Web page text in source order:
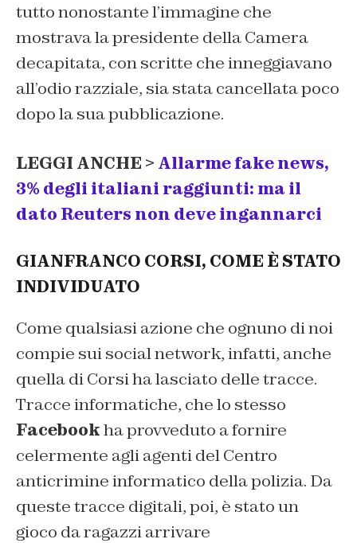
tutto nonostante l’immagine che
mostrava la presidente della Camera
decapitata, con scritte che inneggiavano
all’odio razziale, sia stata cancellata poco
dopo la sua pubblicazione.
LEGGI ANCHE > Allarme fake news,
3% degli italiani raggiunti: ma il
dato Reuters non deve ingannarci
GIANFRANCO CORSI, COME È STATO
INDIVIDUATO
Come qualsiasi azione che ognuno di noi
compie sui social network, infatti, anche
quella di Corsi ha lasciato delle tracce.
Tracce informatiche, che lo stesso
Facebookha provveduto a fornire
celermente agli agenti del Centro
anticrimine informatico della polizia. Da
queste tracce digitali, poi, è stato un
gioco da ragazzi arrivare